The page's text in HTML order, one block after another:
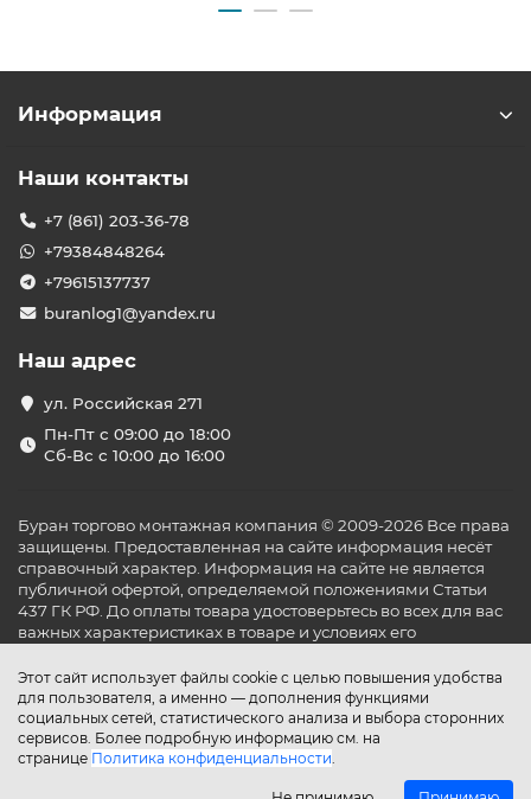
Этот сайт использует файлы cookie с целью повышения удобства
для пользователя, а именно — дополнения функциями
социальных сетей, статистического анализа и выбора сторонних
сервисов. Более подробную информацию см. на
странице Политика конфиденциальности.
Информация
Наши контакты
+7 (861) 203-36-78
+79384848264
+79615137737
buranlog1@yandex.ru
Наш адрес
ул. Российская 271
Пн-Пт с 09:00 до 18:00
Сб-Вс с 10:00 до 16:00
Буран торгово монтажная компания © 2009-2026 Все права
защищены. Предоставленная на сайте информация несёт
справочный характер. Информация на сайте не является
публичной офертой, определяемой положениями Статьи
437 ГК РФ. До оплаты товара удостоверьтесь во всех для вас
важных характеристиках в товаре и условиях его